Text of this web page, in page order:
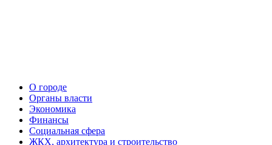
О городе
Органы власти
Экономика
Финансы
Социальная сфера
ЖКХ, архитектура и строительство